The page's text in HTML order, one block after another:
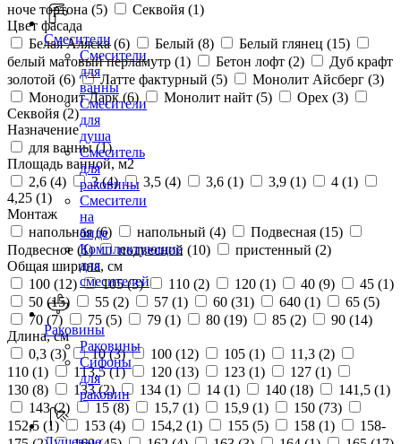
Смесители
Смесители
для
ванны
Смесители
для
душа
Смеситель
для
раковины
Смесители
на
биде
Комплектующие
для
смесителей
Раковины
Раковины
Сифоны
для
раковин
ноче тортона (5) Секвойя (1)
Цвет фасада
Белая Аляска (6) Белый (8) Белый глянец (15)
белый матовый перламутр (1) Бетон лофт (2)
Дуб крафт
золотой (6) Латте фактурный (5) Монолит Айсберг (3)
Монолит Дарк (6) Монолит найт (5) Орех (3)
Секвойя (2)
Назначение
для ванны (1)
Площадь ванной, м2
2,6 (4) 3 (4) 3,5 (4) 3,6 (1) 3,9 (1) 4 (1)
4,25 (1)
Монтаж
напольная (6) напольный (4) Подвесная (15)
Подвесное (1) подвесной (10) пристенный (2)
Общая ширина, см
100 (12) 105 (3) 110 (2) 120 (1) 40 (9) 45 (1)
50 (15) 55 (2) 57 (1) 60 (31) 640 (1) 65 (5)
70 (7) 75 (5) 79 (1) 80 (19) 85 (2) 90 (14)
Длина, см
0,3 (3) 10 (3) 100 (12) 105 (1) 11,3 (2)
110 (1) 113,5 (1) 120 (13) 123 (1) 127 (1)
130 (8) 133 (2) 134 (1) 14 (1) 140 (18) 141,5 (1)
143 (2) 15 (8) 15,7 (1) 15,9 (1) 150 (73)
152,5 (1) 153 (4) 154,2 (1) 155 (5) 158 (1)
158-